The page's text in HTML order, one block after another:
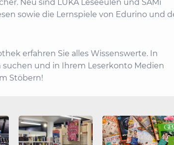
Neu sind LUKA Leseeulen und SAMi
sowie die Lernspiele von Edurino und
erfahren Sie alles Wissenswerte. In
suchen und in Ihrem Leserkonto Medien
Stöbern!